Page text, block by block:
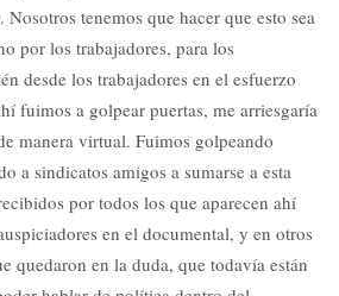
tenemos que hacer que esto sea
por los trabajadores, para los
desde los trabajadores en el esfuerzo
fuimos a golpear puertas, me arriesgaría
manera virtual. Fuimos golpeando
a sindicatos amigos a sumarse a esta
por todos los que aparecen ahí
en el documental, y en otros
quedaron en la duda, que todavía están